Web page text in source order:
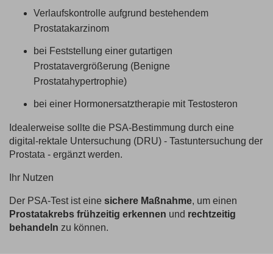
Verlaufskontrolle aufgrund bestehendem
Prostatakarzinom
bei Feststellung einer gutartigen
Prostatavergrößerung (Benigne
Prostatahypertrophie)
bei einer Hormonersatztherapie mit Testosteron
Idealerweise sollte die PSA-Bestimmung durch eine
digital-rektale Untersuchung (DRU) - Tastuntersuchung der
Prostata - ergänzt werden.
Ihr Nutzen
Der PSA-Test ist eine sichere Maßnahme, um einen
Prostatakrebs frühzeitig erkennen und rechtzeitig
behandeln zu können.